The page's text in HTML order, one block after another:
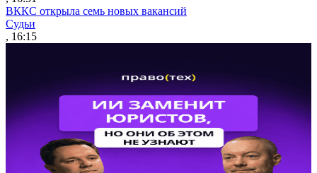
ВККС открыла семь новых вакансий
Судьи
, 16:15